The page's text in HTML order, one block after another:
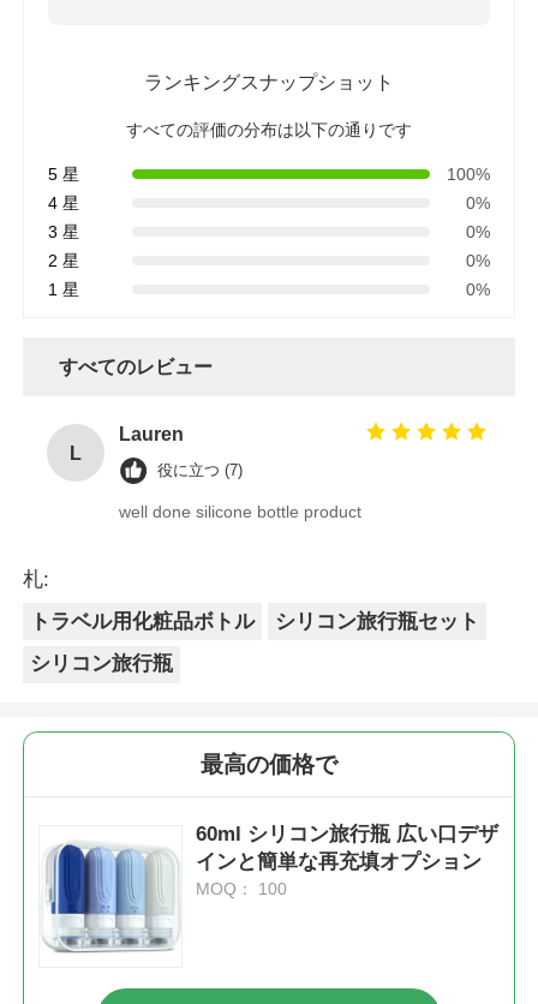
ランキングスナップショット
すべての評価の分布は以下の通りです
5 星
100%
4 星
0%
3 星
0%
2 星
0%
1 星
0%
すべてのレビュー
L
Lauren
役に立つ (7)
well done silicone bottle product
札:
トラベル用化粧品ボトル
シリコン旅行瓶セット
シリコン旅行瓶
最高の価格で
60ml シリコン旅行瓶 広い口デザ
インと簡単な再充填オプション
MOQ： 100